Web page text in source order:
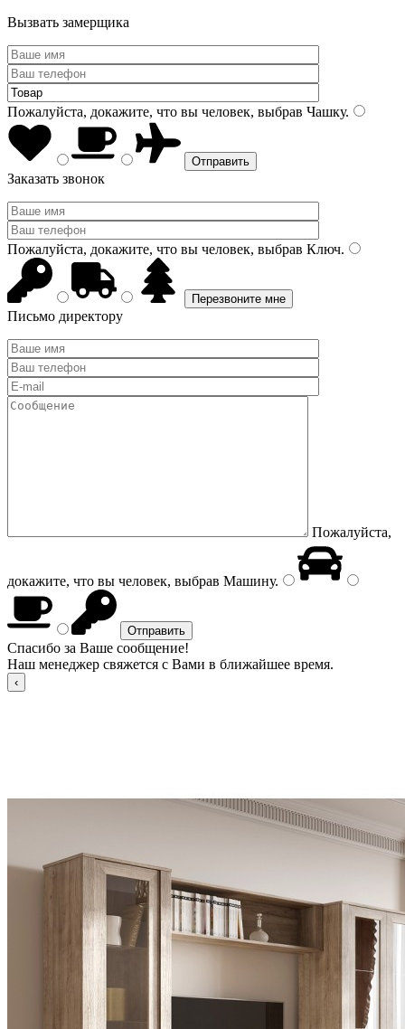
Вызвать замерщика
Пожалуйста, докажите, что вы человек, выбрав Чашку.
Заказать звонок
Пожалуйста, докажите, что вы человек, выбрав Ключ.
Письмо директору
Пожалуйста,
докажите, что вы человек, выбрав Машину.
Спасибо за Ваше сообщение!
Наш менеджер свяжется с Вами в ближайшее время.